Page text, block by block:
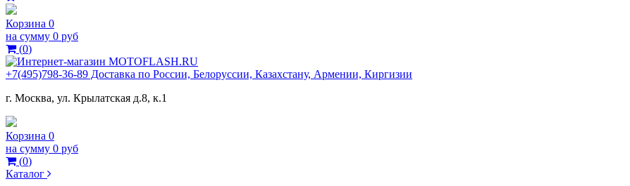
Корзина 0
на сумму 0 руб
(0)
+7(495)798-36-89 Доставка по России, Белоруссии, Казахстану, Армении, Киргизии
г. Москва, ул. Крылатская д.8, к.1
Корзина 0
на сумму 0 руб
(0)
Каталог